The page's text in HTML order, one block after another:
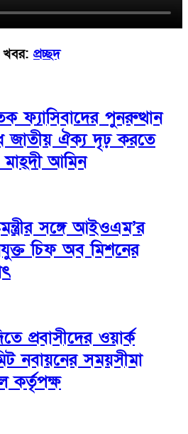
প্রচ্ছদ
ফ্যাসিবাদের পুনরুত্থান
জাতীয় ঐক্য দৃঢ় করতে
আমিন
সঙ্গে আইওএম’র
চিফ অব মিশনের
প্রবাসীদের ওয়ার্ক
নবায়নের সময়সীমা
কর্তৃপক্ষ